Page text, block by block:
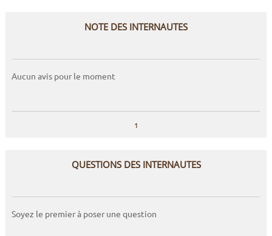
NOTE DES INTERNAUTES
Aucun avis pour le moment
1
QUESTIONS DES INTERNAUTES
Soyez le premier à poser une question